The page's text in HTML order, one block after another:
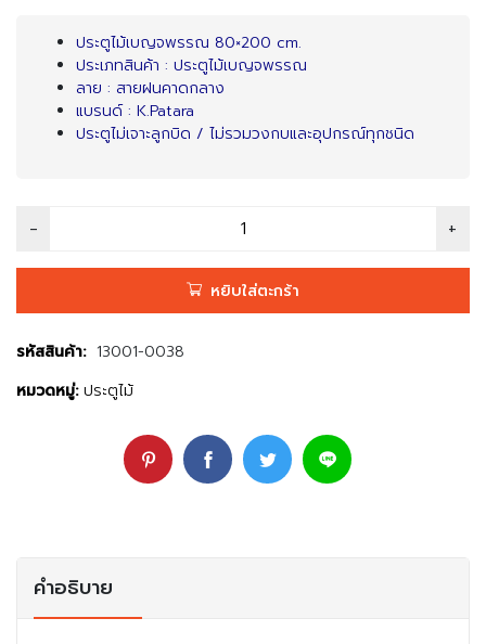
ประตูไม้เบญจพรรณ 80×200 cm.
ประเภทสินค้า : ประตูไม้เบญจพรรณ
ลาย : สายฝนคาดกลาง
แบรนด์ : K.Patara
ประตูไม่เจาะลูกบิด / ไม่รวมวงกบและอุปกรณ์ทุกชนิด
หยิบใส่ตะกร้า
รหัสสินค้า: 13001-0038
หมวดหมู่: ประตูไม้
คำอธิบาย